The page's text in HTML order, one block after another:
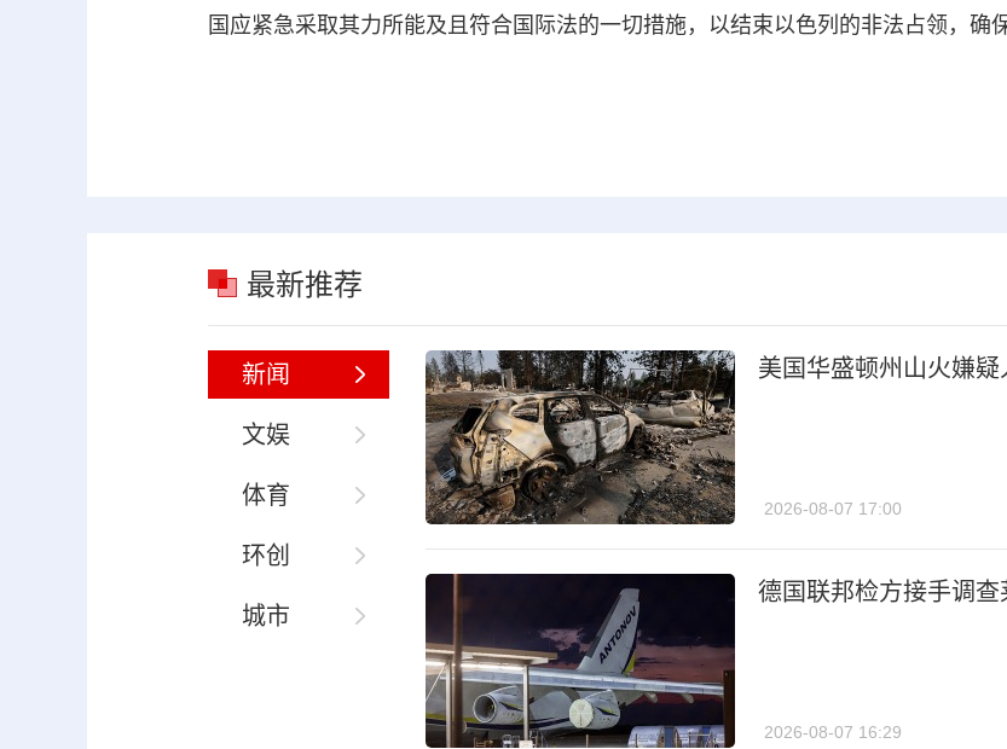
国应紧急采取其力所能及且符合国际法的一切措施，以结束以色列的非法占领，确
最新推荐
新闻
文娱
体育
环创
城市
美国华盛顿州山火嫌
2026-08-07 17:00
德国联邦检方接手调
2026-08-07 16:29